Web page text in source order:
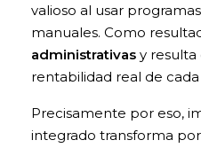
valioso al usar
manuales. Como
administrativas y resulta
rentabilidad real de
Precisamente por eso,
integrado transforma